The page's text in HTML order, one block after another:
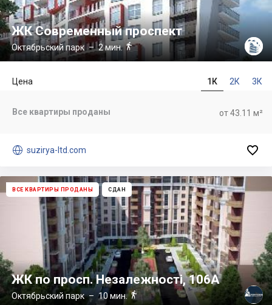
ЖК Современный проспект
Октябрьский парк– 2 мин.
1К 2К 3К
Цена
от 43.11 м²
Все квартиры проданы
 suzirya-ltd.com 
ВСЕ КВАРТИРЫ ПРОДАНЫ СДАН
ЖК по просп. Незалежності, 106А
Октябрьский парк– 10 мин.